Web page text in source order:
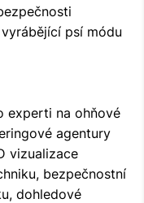
psí módu
experti na ohňové
agentury
vizualizace
bezpečnostní
dohledové